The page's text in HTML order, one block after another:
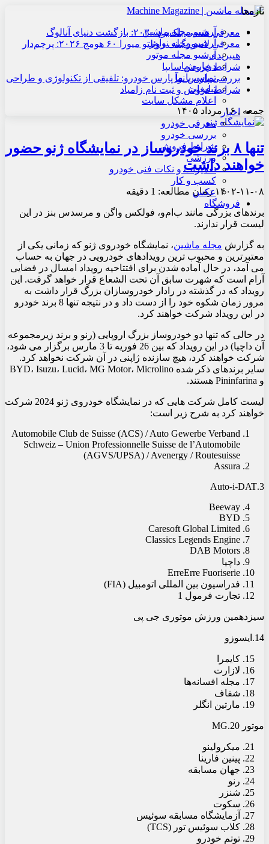
آرشیو مجله ماشین
آرشیو مجله نوآور
آرشیو مجله موتور
درباره ما
تماس با ما
تبلیغات
اعلام مشکل سایت
اخبار
معرفی خودرو
بررسی خودرو
شرایط فروش
ورزشی
تعمیرات و نکات فنی خودرو
کسب و کار
عکس
فروشگاه
تازه‌ها
معرفی هنسی بلک‌برد ۲۰۳۰: بازگشت دنیای آنالوگ
معرفی لامبورگینی روئلتو میورا ۶۰ هومج ۲۰۲۶: پرچم‌دار
هیبریدی
شرایط فروش سایپا
بررسی پارس نوآ پارس خودرو: تلفیقی از تکنولوژی و طراحی
شرایط فروش و ثبت نام زامیاد
جمعه , ۱۶ مرداد ۱۴۰۵
تنها ۸ برند خودروساز در نمایشگاه ژنو حضور
خواهند داشت
۱۴۰۲-۱۱-۰۸زمان مطالعه: 1 دقیقه
برندهای بزرگی مانند ب‌ام‌و، فولکس واگن و مرسدس بنز در این
لیست قرار ندارند.
به گزارش مجله ماشین، نمایشگاه خودروی ژنو که زمانی یکی از
معتبرترین و محبوب ترین رویدادهای خودرویی در جهان به حساب
می آمد، در حال آماده شدن برای افتتاحیه رویداد امسال در فضایی
آرام است که شهرت سابق آن تحت الشعاع قرار خواهد گرفت. این
رویداد که در گذشته در رادار خودروسازان بزرگ قرار داشت به
مرور زمان شکوه خود را از دست داد و در نتیجه تنها 8 برند خودرو
در این رویداد شرکت خواهند کرد.
در حالی که تنها دو خودروساز بزرگ اروپایی (رنو و برند زیرمجموعه
آن داچیا) در این رویداد که بین 26 فوریه تا 3 مارس برگزار می شود،
شرکت خواهند کرد، هیچ سازنده ژاپنی در آن شرکت نخواهد کرد.
سایر برندهای ذکر شده BYD، Isuzu، Lucid، MG Motor، Microlino
و Pininfarina هستند.
لیست کامل شرکت هایی که در نمایشگاه خودروی ژنو 2024 شرکت
خواهند کرد به شرح زیر است:
Automobile Club de Suisse (ACS) / Auto Gewerbe Verband
Schweiz – Union Professionnelle Suisse de l’Automobile
(AGVS/UPSA) / Avenergy / Routesuisse
Assura
3.Auto-i-DAT
Beeway
BYD
Caresoft Global Limited
Classics Legends Engine
DAB Motors
داچیا
ErreErre Fuoriserie
فدراسیون بین المللی اتومبیل (FIA)
تجارت فرمول 1
سیزدهمین ورزش موتوری جی پی
14.ایسوزو
کایمرا
لازارت
مجله افسانه‌ها
شفاف
مارتین انگلر
موتور 20.MG
میکرولینو
پینین فارینا
جهان مسابقه
رنو
شنزر
سکوت
آزمایشگاه مسابقه سوئیس
کلاب سوئیس تور (TCS)
توتم خودرو